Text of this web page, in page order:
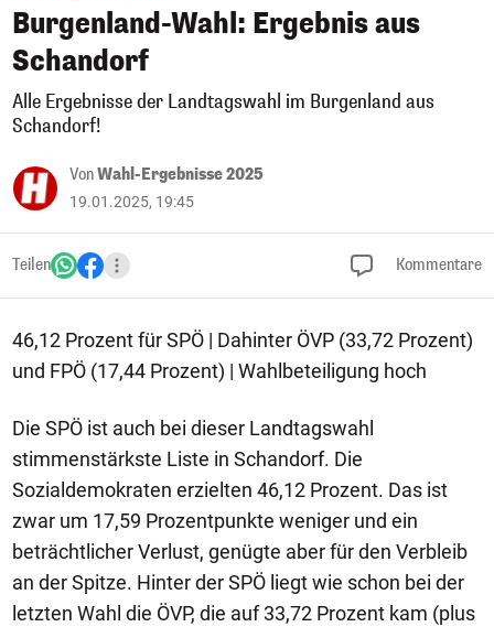
Burgenland-Wahl: Ergebnis aus
Schandorf
Alle Ergebnisse der Landtagswahl im Burgenland aus
Schandorf!
VonWahl-Ergebnisse 2025
19.01.2025, 19:45
Teilen Kommentare
46,12 Prozent für SPÖ | Dahinter ÖVP (33,72 Prozent)
und FPÖ (17,44 Prozent) | Wahlbeteiligung hoch
Die SPÖ ist auch bei dieser Landtagswahl
stimmenstärkste Liste in Schandorf. Die
Sozialdemokraten erzielten 46,12 Prozent. Das ist
zwar um 17,59 Prozentpunkte weniger und ein
beträchtlicher Verlust, genügte aber für den Verbleib
an der Spitze. Hinter der SPÖ liegt wie schon bei der
letzten Wahl die ÖVP, die auf 33,72 Prozent kam (plus